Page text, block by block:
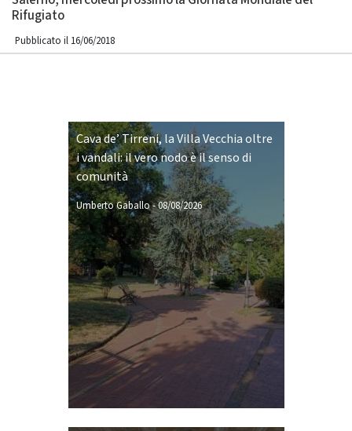
Rifugiato
Pubblicato il 16/06/2018
Cava de’ Tirreni, la Villa Vecchia oltre
i vandali: il vero nodo è il senso di
comunità
Umberto Gaballo-08/08/2026